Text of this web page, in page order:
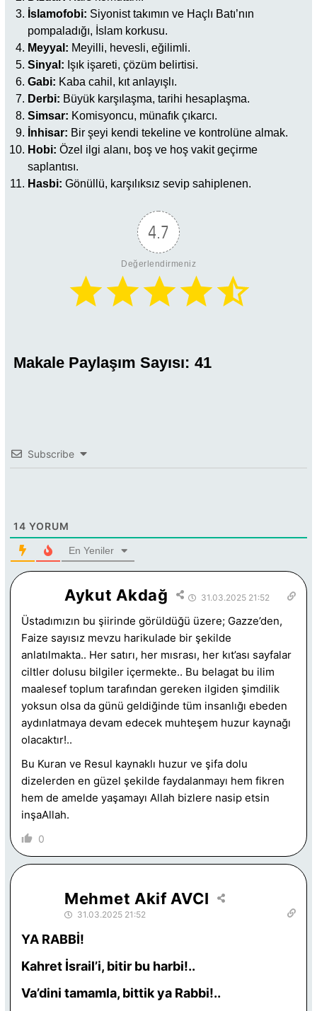
İslamofobi: Siyonist takımın ve Haçlı Batı’nın
pompaladığı, İslam korkusu.
Meyyal: Meyilli, hevesli, eğilimli.
Sinyal: Işık işareti, çözüm belirtisi.
Gabi: Kaba cahil, kıt anlayışlı.
Derbi: Büyük karşılaşma, tarihi hesaplaşma.
Simsar: Komisyoncu, münafık çıkarcı.
İnhisar: Bir şeyi kendi tekeline ve kontrolüne almak.
Hobi: Özel ilgi alanı, boş ve hoş vakit geçirme
saplantısı.
Hasbi: Gönüllü, karşılıksız sevip sahiplenen.
4.7
Değerlendirmeniz
Makale Paylaşım Sayısı: 41
Subscribe
14 YORUM
En Yeniler
Aykut Akdağ 31.03.2025 21:52
Üstadımızın bu şiirinde görüldüğü üzere; Gazze’den,
Faize sayısız mevzu harikulade bir şekilde
anlatılmakta.. Her satırı, her mısrası, her kıt’ası sayfalar
ciltler dolusu bilgiler içermekte.. Bu belagat bu ilim
maalesef toplum tarafından gereken ilgiden şimdilik
yoksun olsa da günü geldiğinde tüm insanlığı ebeden
aydınlatmaya devam edecek muhteşem huzur kaynağı
olacaktır!..
Bu Kuran ve Resul kaynaklı huzur ve şifa dolu
dizelerden en güzel şekilde faydalanmayı hem fikren
hem de amelde yaşamayı Allah bizlere nasip etsin
inşaAllah.
0
Mehmet Akif AVCI
31.03.2025 21:52
YA RABBİ!
Kahret İsrail’i, bitir bu harbi!..
Va’dini tamamla, bittik ya Rabbi!..